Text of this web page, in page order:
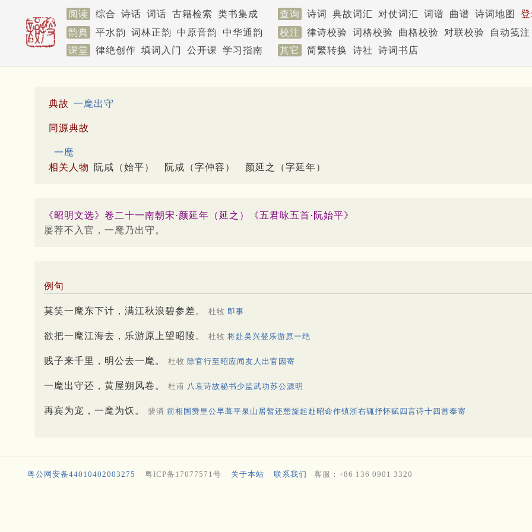
阅读 综合 诗话 词话 古籍检索 类书集成 查询 诗词 典故词汇 对仗词汇 词谱 曲谱 诗词地图
韵典
平水韵 词林正韵 中原音韵 中华通韵 校注 律诗校验 词格校验 曲格校验 对联校验
自动笺注
课堂
律绝创作 填词入门 公开课 学习指南 其它 简繁转换 诗社 诗词书店
典故 一麾出守
同源典故
一麾
相关人物
阮咸（始平） 阮咸（字仲容） 颜延之（字延年）
《昭明文选》卷二十一南朝宋·颜延年（延之）《五君咏五首·阮始平》
屡荐不入官，一麾乃出守。
例句
莫笑一麾东下计，满江秋浪碧参差。 杜牧 即事
欲把一麾江海去，乐游原上望昭陵。 杜牧 将赴吴兴登乐游原一绝
贱子来千里，明公去一麾。 杜牧 除官行至昭应闻友人出官因寄
一麾出守还，黄屋朔风卷。 杜甫 八哀诗故秘书少监武功苏公源明
再宾为宠，一麾为饫。 裴潾 前相国赞皇公早葺平泉山居暂还憩旋起赴昭命作镇浙右辄抒怀赋四言诗十四首奉寄
粤公网安备44010402003275 粤ICP备17077571号 关于本站 联系我们 客服：+86 136 0901 3320